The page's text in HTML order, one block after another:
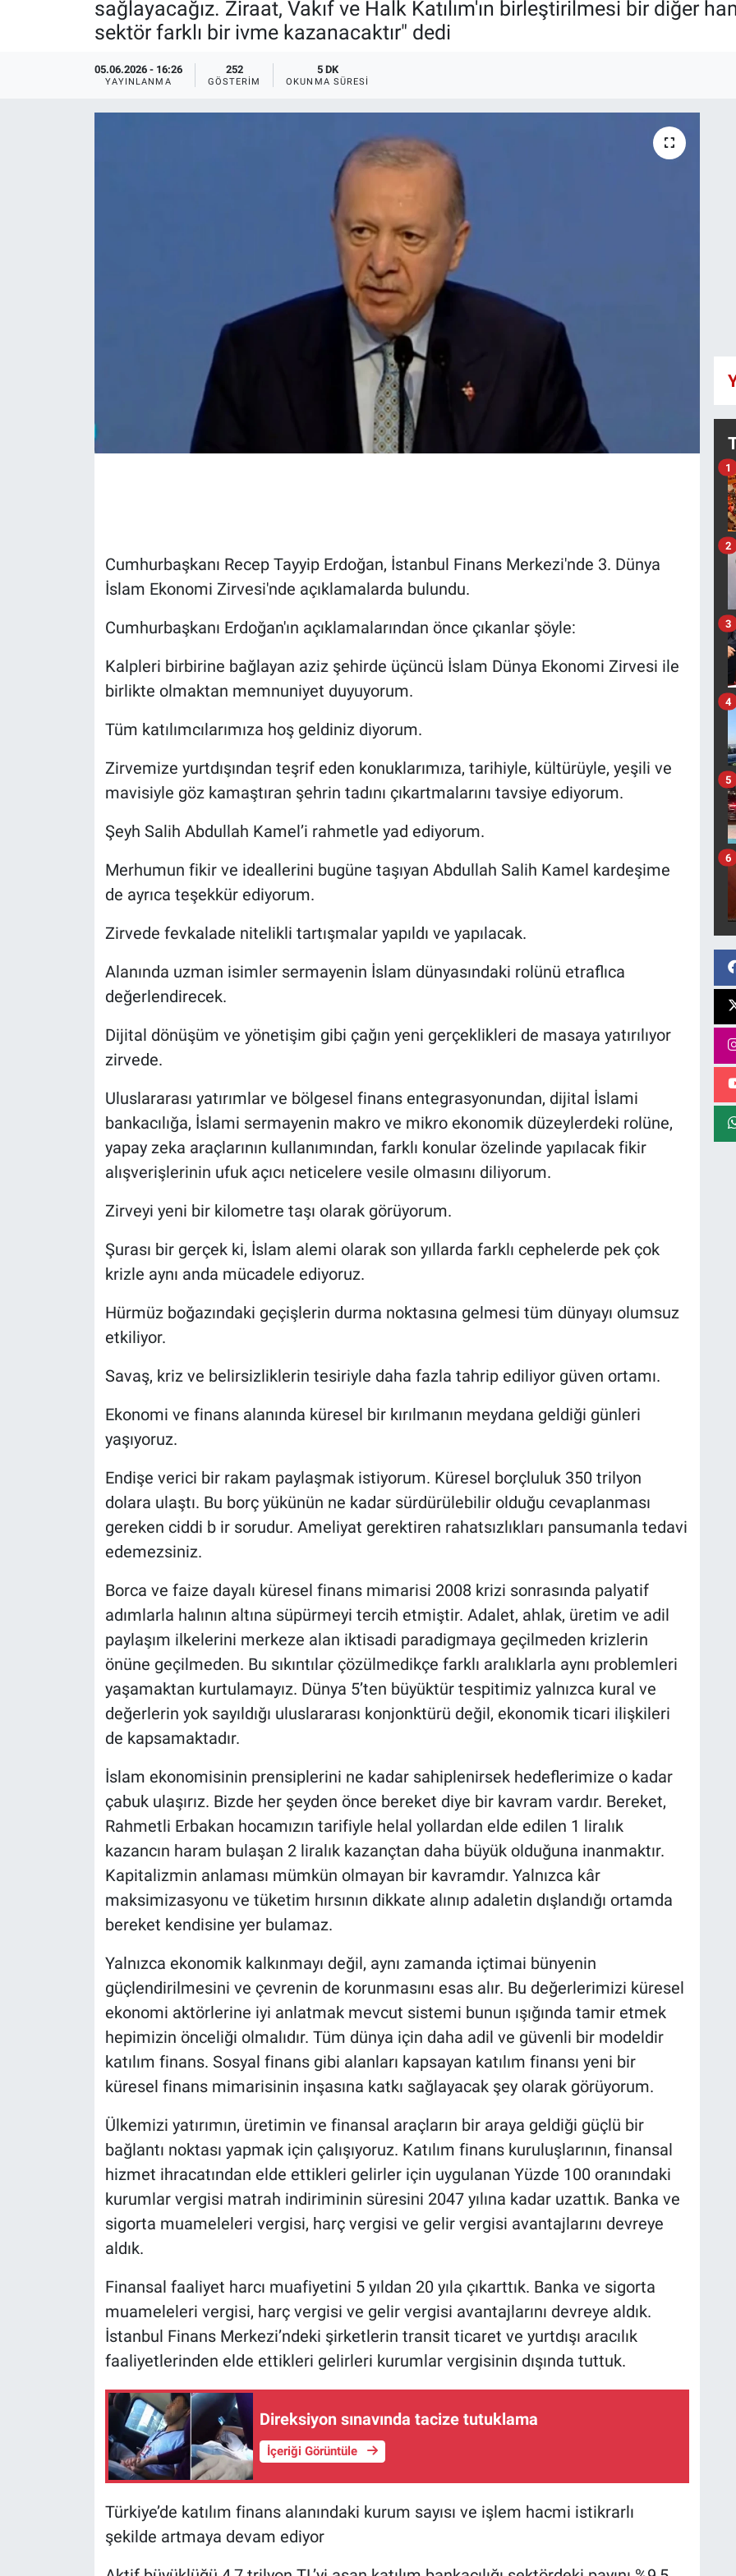
sağlayacağız. Ziraat, Vakıf ve Halk Katılım'ın birleştirilmesi bir diğer
sektör farklı bir ivme kazanacaktır" dedi
05.06.2026 - 16:26
YAYINLANMA
252
GÖSTERIM
5 DK
OKUNMA SÜRESI
Cumhurbaşkanı Recep Tayyip Erdoğan, İstanbul Finans Merkezi'nde 3. Dünya
İslam Ekonomi Zirvesi'nde açıklamalarda bulundu.
Cumhurbaşkanı Erdoğan'ın açıklamalarından önce çıkanlar şöyle:
Kalpleri birbirine bağlayan aziz şehirde üçüncü İslam Dünya Ekonomi Zirvesi ile
birlikte olmaktan memnuniyet duyuyorum.
Tüm katılımcılarımıza hoş geldiniz diyorum.
Zirvemize yurtdışından teşrif eden konuklarımıza, tarihiyle, kültürüyle, yeşili ve
mavisiyle göz kamaştıran şehrin tadını çıkartmalarını tavsiye ediyorum.
Şeyh Salih Abdullah Kamel’i rahmetle yad ediyorum.
Merhumun fikir ve ideallerini bugüne taşıyan Abdullah Salih Kamel kardeşime
de ayrıca teşekkür ediyorum.
Zirvede fevkalade nitelikli tartışmalar yapıldı ve yapılacak.
Alanında uzman isimler sermayenin İslam dünyasındaki rolünü etraflıca
değerlendirecek.
Dijital dönüşüm ve yönetişim gibi çağın yeni gerçeklikleri de masaya yatırılıyor
zirvede.
Uluslararası yatırımlar ve bölgesel finans entegrasyonundan, dijital İslami
bankacılığa, İslami sermayenin makro ve mikro ekonomik düzeylerdeki rolüne,
yapay zeka araçlarının kullanımından, farklı konular özelinde yapılacak fikir
alışverişlerinin ufuk açıcı neticelere vesile olmasını diliyorum.
Zirveyi yeni bir kilometre taşı olarak görüyorum.
Şurası bir gerçek ki, İslam alemi olarak son yıllarda farklı cephelerde pek çok
krizle aynı anda mücadele ediyoruz.
Hürmüz boğazındaki geçişlerin durma noktasına gelmesi tüm dünyayı olumsuz
etkiliyor.
Savaş, kriz ve belirsizliklerin tesiriyle daha fazla tahrip ediliyor güven ortamı.
Ekonomi ve finans alanında küresel bir kırılmanın meydana geldiği günleri
yaşıyoruz.
Endişe verici bir rakam paylaşmak istiyorum. Küresel borçluluk 350 trilyon
dolara ulaştı. Bu borç yükünün ne kadar sürdürülebilir olduğu cevaplanması
gereken ciddi b ir sorudur. Ameliyat gerektiren rahatsızlıkları pansumanla tedavi
edemezsiniz.
Borca ve faize dayalı küresel finans mimarisi 2008 krizi sonrasında palyatif
adımlarla halının altına süpürmeyi tercih etmiştir. Adalet, ahlak, üretim ve adil
paylaşım ilkelerini merkeze alan iktisadi paradigmaya geçilmeden krizlerin
önüne geçilmeden. Bu sıkıntılar çözülmedikçe farklı aralıklarla aynı problemleri
yaşamaktan kurtulamayız. Dünya 5’ten büyüktür tespitimiz yalnızca kural ve
değerlerin yok sayıldığı uluslararası konjonktürü değil, ekonomik ticari ilişkileri
de kapsamaktadır.
İslam ekonomisinin prensiplerini ne kadar sahiplenirsek hedeflerimize o kadar
çabuk ulaşırız. Bizde her şeyden önce bereket diye bir kavram vardır. Bereket,
Rahmetli Erbakan hocamızın tarifiyle helal yollardan elde edilen 1 liralık
kazancın haram bulaşan 2 liralık kazançtan daha büyük olduğuna inanmaktır.
Kapitalizmin anlaması mümkün olmayan bir kavramdır. Yalnızca kâr
maksimizasyonu ve tüketim hırsının dikkate alınıp adaletin dışlandığı ortamda
bereket kendisine yer bulamaz.
Yalnızca ekonomik kalkınmayı değil, aynı zamanda içtimai bünyenin
güçlendirilmesini ve çevrenin de korunmasını esas alır. Bu değerlerimizi küresel
ekonomi aktörlerine iyi anlatmak mevcut sistemi bunun ışığında tamir etmek
hepimizin önceliği olmalıdır. Tüm dünya için daha adil ve güvenli bir modeldir
katılım finans. Sosyal finans gibi alanları kapsayan katılım finansı yeni bir
küresel finans mimarisinin inşasına katkı sağlayacak şey olarak görüyorum.
Ülkemizi yatırımın, üretimin ve finansal araçların bir araya geldiği güçlü bir
bağlantı noktası yapmak için çalışıyoruz. Katılım finans kuruluşlarının, finansal
hizmet ihracatından elde ettikleri gelirler için uygulanan Yüzde 100 oranındaki
kurumlar vergisi matrah indiriminin süresini 2047 yılına kadar uzattık. Banka ve
sigorta muameleleri vergisi, harç vergisi ve gelir vergisi avantajlarını devreye
aldık.
Finansal faaliyet harcı muafiyetini 5 yıldan 20 yıla çıkarttık. Banka ve sigorta
muameleleri vergisi, harç vergisi ve gelir vergisi avantajlarını devreye aldık.
İstanbul Finans Merkezi’ndeki şirketlerin transit ticaret ve yurtdışı aracılık
faaliyetlerinden elde ettikleri gelirleri kurumlar vergisinin dışında tuttuk.
Direksiyon sınavında tacize tutuklama
İçeriği Görüntüle
Türkiye’de katılım finans alanındaki kurum sayısı ve işlem hacmi istikrarlı
şekilde artmaya devam ediyor
1
2
3
4
5
6
Ege'den Esintiler
Eğlence
Günün görüntüsü
Kültür Sanat
Ne demişti
Programlar
Türkiye'nin Geleceği
Türkiye'nin Gündemi
Yerel Yaşam
Canlı Yayın
İletişim